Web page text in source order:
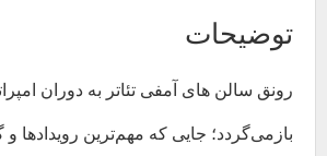
توضیحات
رونق سالن‌ های آمفی‌ تئاتر به دوران
بازمی‌گردد؛ جایی که مهم‌ترین رویدادها و